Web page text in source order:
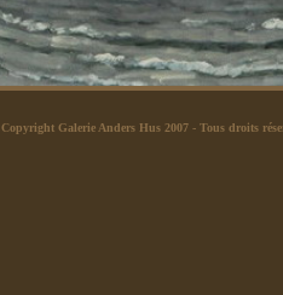
Copyright Galerie Anders Hus 2007- Tous droits